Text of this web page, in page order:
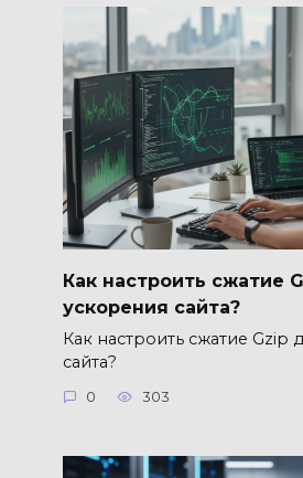
Как настроить сжатие
ускорения сайта?
Как настроить сжатие Gzip
сайта?
0 303